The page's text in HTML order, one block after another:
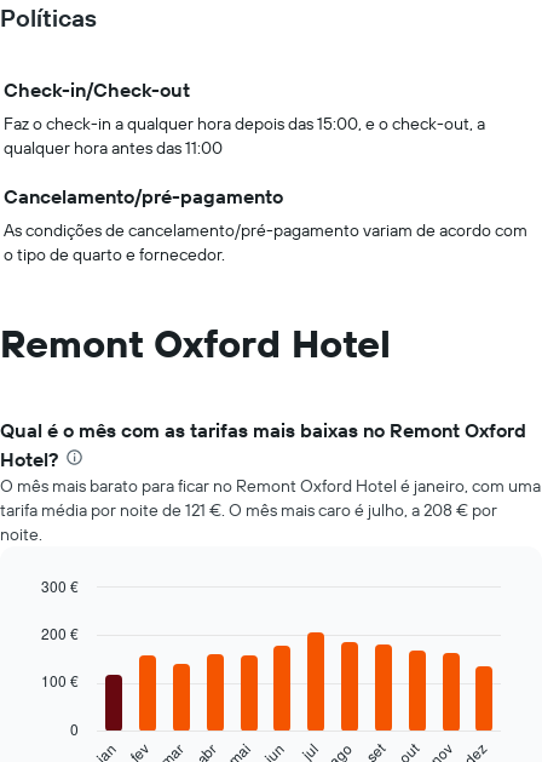
Políticas
Check-in/Check-out
Faz o check-in a qualquer hora depois das 15:00, e o check-out, a
qualquer hora antes das 11:00
Cancelamento/pré-pagamento
As condições de cancelamento/pré-pagamento variam de acordo com
o tipo de quarto e fornecedor.
Remont Oxford Hotel
Qual é o mês com as tarifas mais baixas no Remont Oxford
Hotel?
O mês mais barato para ficar no Remont Oxford Hotel é janeiro, com uma
tarifa média por noite de 121 €. O mês mais caro é julho, a 208 € por
noite.
chart
bars.
graphic.
jan fev mar abr mai jun jul ago set out nov dez
0
100 €
200 €
300 €